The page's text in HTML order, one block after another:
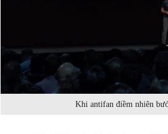
Khi antifan điềm nhiên